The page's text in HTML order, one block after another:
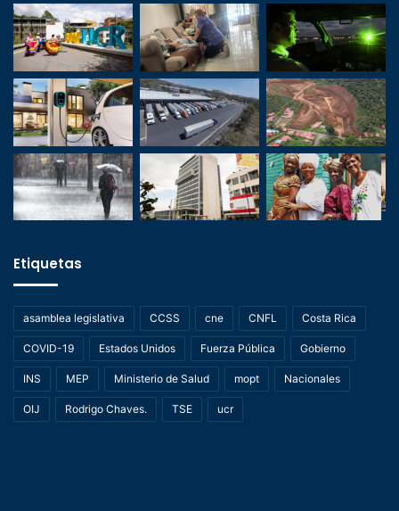
Etiquetas
asamblea legislativa CCSS cne CNFL Costa Rica
COVID-19 Estados Unidos Fuerza Pública Gobierno
INS MEP Ministerio de Salud mopt Nacionales
OIJ Rodrigo Chaves. TSE ucr